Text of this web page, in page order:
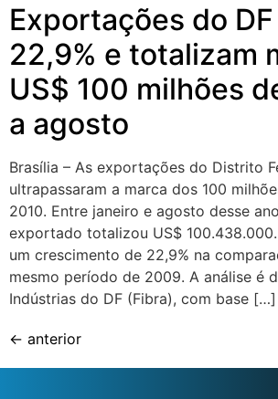
Exportações do
22,9% e totalizam
US$ 100 milhões
a agosto
Brasília – As exportações do Distrito
ultrapassaram a marca dos 100
2010. Entre janeiro e agosto desse
exportado totalizou US$
um crescimento de 22,9% na
mesmo período de 2009. A análise é
Indústrias do DF (Fibra), com base […]
← anterior